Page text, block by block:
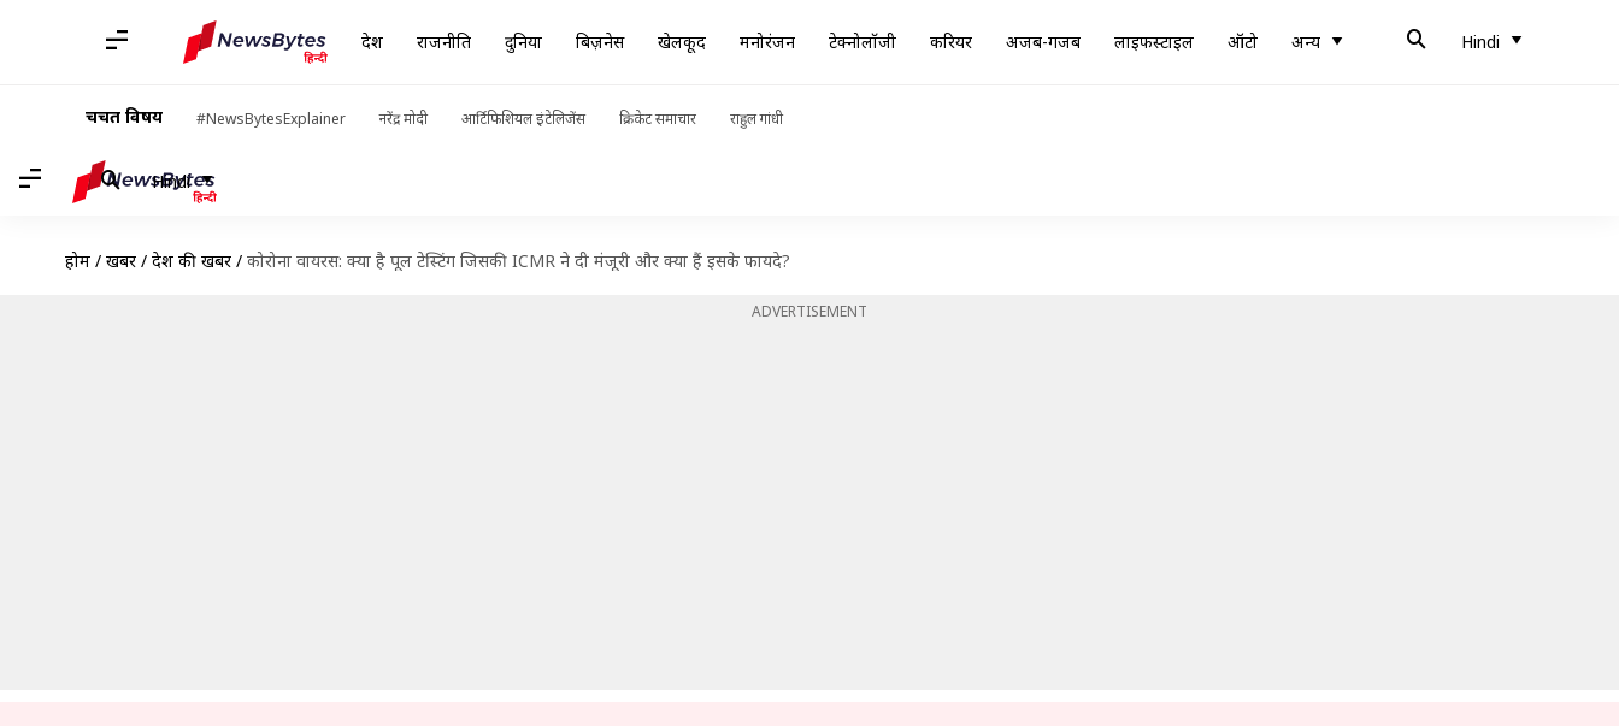
देश राजनीति दुनिया बिज़नेस खेलकूद मनोरंजन टेक्नोलॉजी करियर अजब-गजब लाइफस्टाइल ऑटो अन्य Hindi
चर्चित विषय #NewsBytesExplainer नरेंद्र मोदी आर्टिफिशियल इंटेलिजेंस क्रिकेट समाचार राहुल गांधी
Hindi
होम / खबरें / देश की खबरें / कोरोना वायरस: क्या है पूल टेस्टिंग जिसकी ICMR ने दी मंजूरी और क्या हैं इसके फायदे?
ADVERTISEMENT